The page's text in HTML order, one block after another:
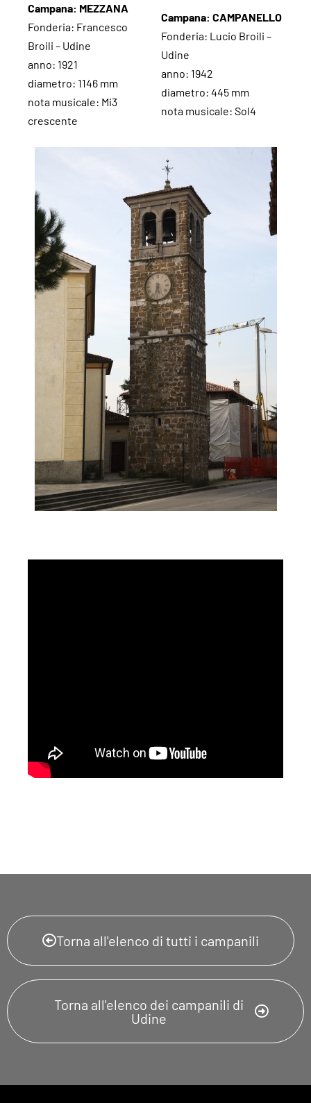
Campana: MEZZANA
Fonderia: Francesco
Broili – Udine
anno: 1921
diametro: 1146 mm
nota musicale: Mi3
crescente
Campana: CAMPANELLO
Fonderia: Lucio Broili –
Udine
anno: 1942
diametro: 445 mm
nota musicale: Sol4
Torna all'elenco di tutti i campanili
Torna all'elenco dei campanili di
Udine